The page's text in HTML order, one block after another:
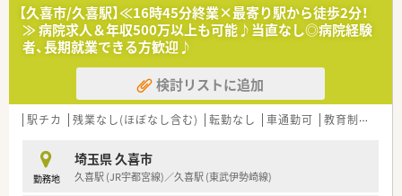
【こんな取り組みをしています】
■AI薬歴の導入を推進しており、薬剤師の業務負担を軽減し効率
化を図っています。
■e-ラーニングの補助制度や階層別研修など、スキルアップを支
援する教育体制が充実です。
■リフィル処方箋やオンライン資格確認にもいち早く対応し、新
しい仕組みを導入しています。
【久喜市/久喜駅】≪16時45分終業×最寄り駅から徒歩2分！
≫ 病院求人＆年収500万以上も可能♪当直なし◎病院経験
者、長期就業できる方歓迎♪
検討リストに追加
駅チカ 残業なし(ほぼなし含む) 転勤なし 車通勤可 教育制度あり
勤務地
埼玉県 久喜市
久喜駅 (JR宇都宮線)／久喜駅 (東武伊勢崎線)